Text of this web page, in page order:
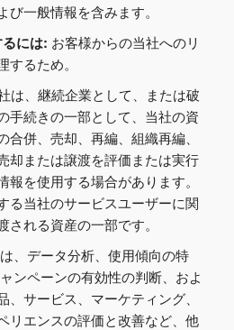
一般情報を含みます。
には: お客様からの当社へのリ
るため。
は、継続企業として、または破
手続きの一部として、当社の資
併、売却、再編、組織再編、
却または譲渡を評価または実行
を使用する場合があります。
る当社のサービスユーザーに関
れる資産の一部です。
、データ分析、使用傾向の特
ンペーンの有効性の判断、およ
サービス、マーケティング、
リエンスの評価と改善など、他